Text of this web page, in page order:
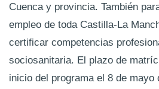
Cuenca y provincia. También
empleo de toda Castilla-La
certificar competencias
sociosanitaria. El plazo de
inicio del programa el 8 de mayo